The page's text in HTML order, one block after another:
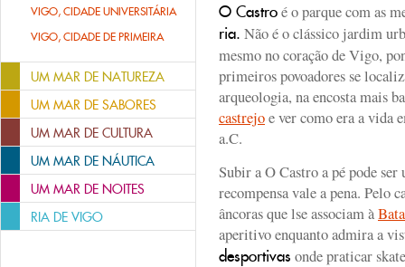
VIGO, CIDADE UNIVERSITÁRIA
VIGO, CIDADE DE PRIMEIRA
UM MAR DE NATUREZA
UM MAR DE SABORES
UM MAR DE CULTURA
UM MAR DE NÁUTICA
UM MAR DE NOITES
RIA DE VIGO
O Castroé o parque com as
ria. Não é o clássico jardim
mesmo no coração de Vigo,
primeiros povoadores se
arqueologia, na encosta mais
castrejoe ver como era a vida
a.C.
Subir a O Castro a pé pode ser
recompensa vale a pena. Pelo
âncoras que lse associam à
aperitivo enquanto admira a
desportivas onde praticar